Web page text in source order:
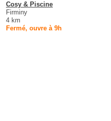
Cosy & Piscine
Firminy
4 km
Fermé, ouvre à 9h